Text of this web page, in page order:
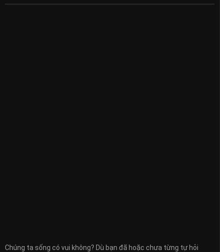
Chúng ta sống có vui không? Dù bạn đã hoặc chưa từng tự hỏi